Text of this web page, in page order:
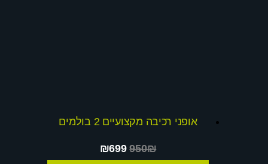
אופני רכיבה מקצועיים 2 בולמים
₪699950₪